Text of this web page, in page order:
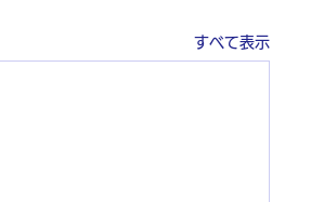
すべて表示